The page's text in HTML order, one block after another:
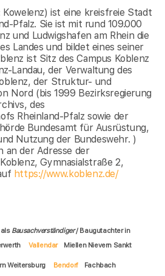
ist eine kreisfreie Stadt
Pfalz. Sie ist mit rund 109.000
und Ludwigshafen am Rhein die
Landes und bildet eines seiner
ist Sitz des Campus Koblenz
Landau, der Verwaltung des
der Struktur- und
Nord (bis 1999 Bezirksregierung
des
Rheinland-Pfalz sowie der
Bundesamt für Ausrüstung,
Nutzung der Bundeswehr. )
an der Adresse der
Gymnasialstraße 2,
https://www.koblenz.de/
als Bausachverständiger/ Baugutachter in
Vallendar Miellen Nievern Sankt
Weitersburg Bendorf Fachbach